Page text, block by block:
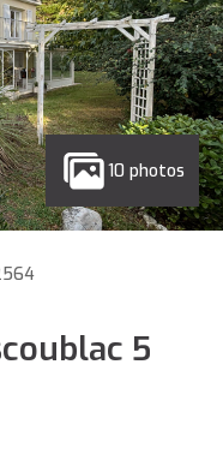
10 photos
5